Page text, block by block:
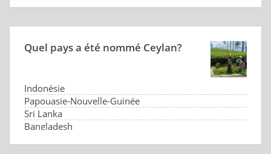
Quel pays a été nommé Ceylan?
Indonésie
Papouasie-Nouvelle-Guinée
Sri Lanka
Bangladesh